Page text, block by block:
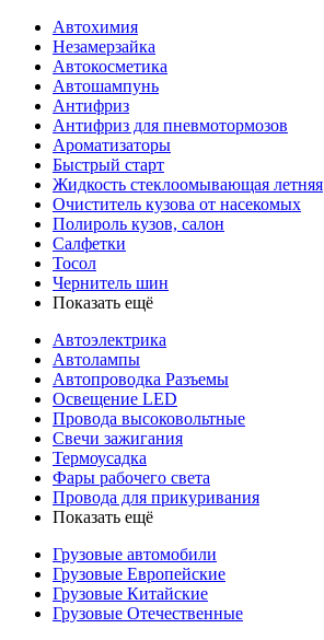
Автохимия
Незамерзайка
Автокосметика
Автошампунь
Антифриз
Антифриз для пневмотормозов
Ароматизаторы
Быстрый старт
Жидкость стеклоомывающая летняя
Очиститель кузова от насекомых
Полироль кузов, салон
Салфетки
Тосол
Чернитель шин
Показать ещё
Автоэлектрика
Автолампы
Автопроводка Разъемы
Освещение LED
Провода высоковольтные
Свечи зажигания
Термоусадка
Фары рабочего света
Провода для прикуривания
Показать ещё
Грузовые автомобили
Грузовые Европейские
Грузовые Китайские
Грузовые Отечественные